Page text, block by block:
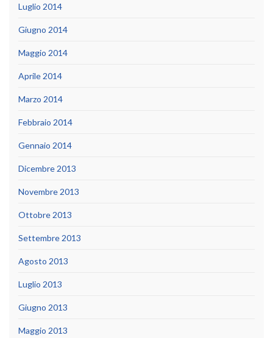
Luglio 2014
Giugno 2014
Maggio 2014
Aprile 2014
Marzo 2014
Febbraio 2014
Gennaio 2014
Dicembre 2013
Novembre 2013
Ottobre 2013
Settembre 2013
Agosto 2013
Luglio 2013
Giugno 2013
Maggio 2013